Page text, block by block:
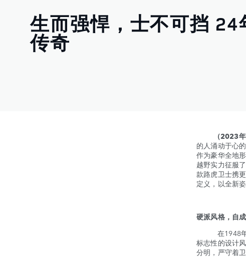
生而强悍，士不可挡
传奇
（2023年8
的人涌动于心
作为豪华全地
越野实力征服
款路虎卫士携
定义，以全新
硬派风格，自
在1948年的
标志性的设计
分明，严守着